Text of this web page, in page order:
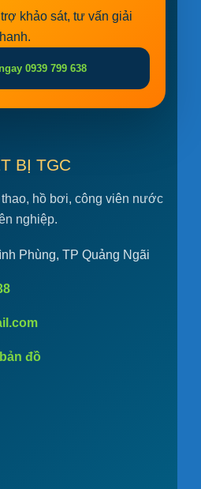
khảo sát, tư vấn giải
0939 799 638
BỊ TGC
hồ bơi, công viên nước
nghiệp.
Phùng, TP Quảng Ngãi
đồ